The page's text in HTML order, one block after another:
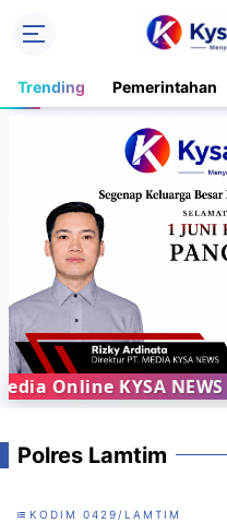
Trending Pemerintahan
Online KYSA NEWS
Polres Lamtim
KODIM 0429/LAMTIM